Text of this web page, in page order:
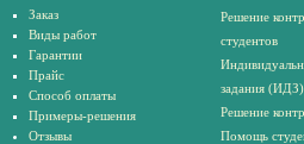
Заказ
Виды работ
Гарантии
Прайс
Способ оплаты
Примеры-решения
Отзывы
Решение
студентов
задания (ИДЗ)
Решение
Помощь